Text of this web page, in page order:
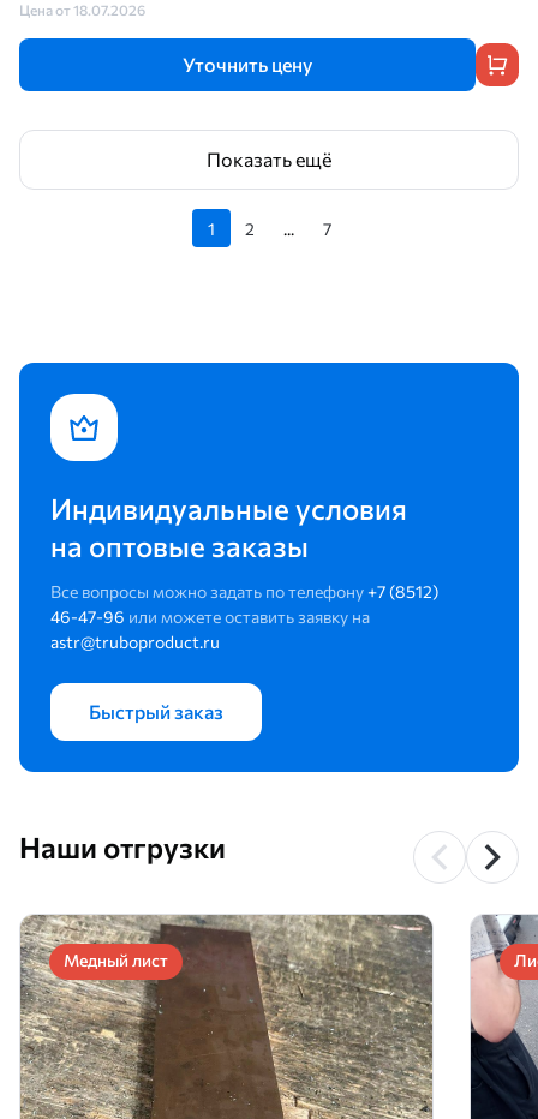
Цена от 18.07.2026
Уточнить цену
Показать ещё
1 2 ... 7
Индивидуальные условия
на оптовые заказы
Все вопросы можно задать по телефону +7 (8512)
46-47-96 или можете оставить заявку на
astr@truboproduct.ru
Быстрый заказ
Наши отгрузки
Медный лист